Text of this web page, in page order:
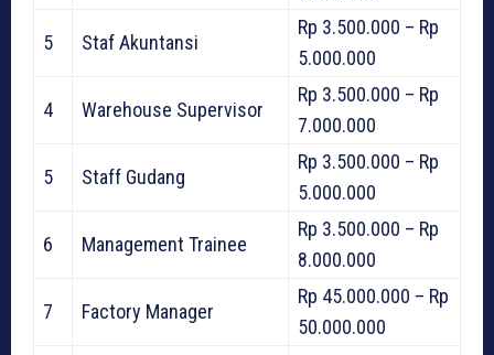
5 Staf Akuntansi
Rp 3.500.000 – Rp
5.000.000
4 Warehouse Supervisor
Rp 3.500.000 – Rp
7.000.000
5 Staff Gudang
Rp 3.500.000 – Rp
5.000.000
6 Management Trainee
Rp 3.500.000 – Rp
8.000.000
7 Factory Manager
Rp 45.000.000 – Rp
50.000.000